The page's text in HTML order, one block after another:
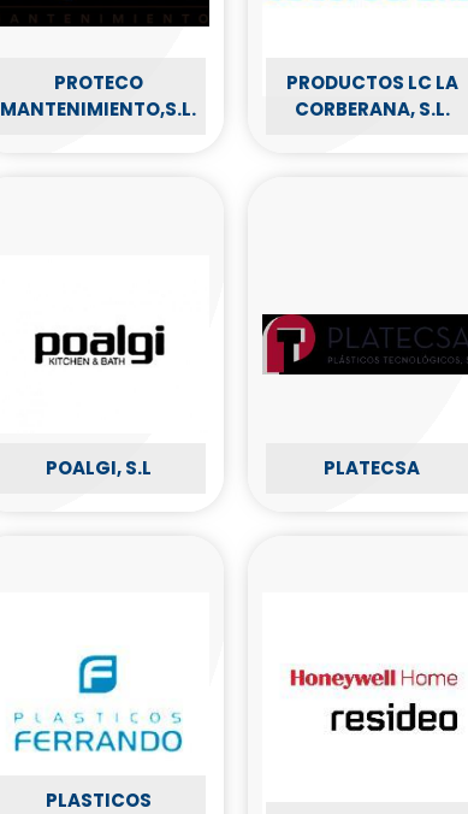
PROTECO
MANTENIMIENTO,S.L.
PRODUCTOS LC LA
CORBERANA, S.L.
POALGI, S.L PLATECSA
PLASTICOS